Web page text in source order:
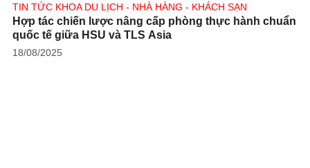
TIN TỨC KHOA DU LỊCH - NHÀ HÀNG - KHÁCH SẠN
Hợp tác chiến lược nâng cấp phòng thực hành chuẩn
quốc tế giữa HSU và TLS Asia
18/08/2025